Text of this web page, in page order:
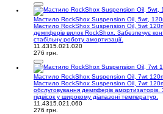
Мастило RockShox Suspension Oil, 5wt,
Мастило RockShox Suspension Oil, 5wt
демпферів вилок RockShox. Забезпечує
стабільну роботу амортизації.
11.4315.021.020
276 грн.
Мастило RockShox Suspension Oil, 7wt
Мастило RockShox Suspension Oil, 7wt
обслуговування демпферів амортизаторів.
підвісок у широкому діапазоні температур.
11.4315.021.060
276 грн.